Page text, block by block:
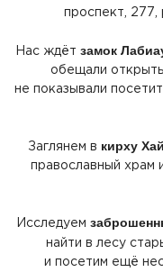
проспект, 277,
Нас ждёт замок
обещали
не показывали
Заглянем в кирху
православный храм
Исследуем
найти в лесу
и посетим ещё